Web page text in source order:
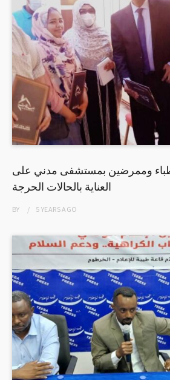
وممرضين بمستشفى مدني على
العناية بالحالات الحرجة
BY 5 YEARSAGO